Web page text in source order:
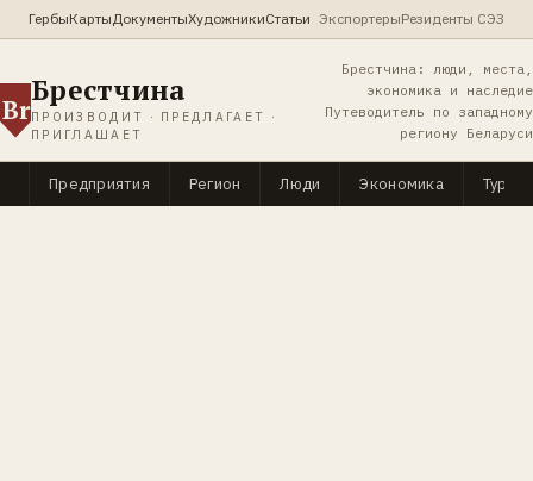
ГербыКартыДокументыХудожникиСтатьи ЭкспортерыРезиденты СЭЗ
Br
Брестчина
ПРОИЗВОДИТ · ПРЕДЛАГАЕТ ·
ПРИГЛАШАЕТ
Брестчина: люди, места,
экономика и наследие
Путеводитель по западному
региону Беларуси
Предприятия Регион Люди Экономика